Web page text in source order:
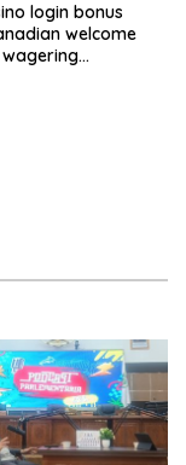
login bonus
welcome